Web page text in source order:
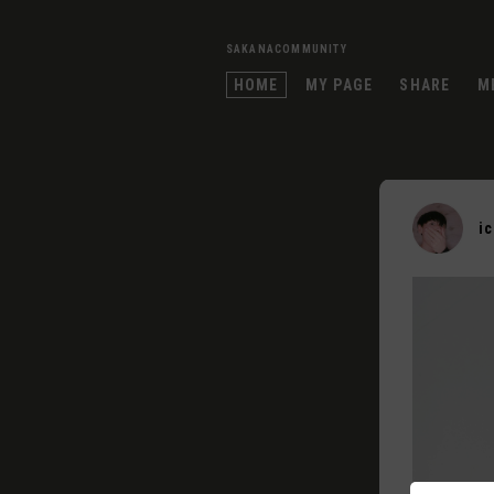
SAKANACOMMUNITY
HOME MY PAGE SHARE